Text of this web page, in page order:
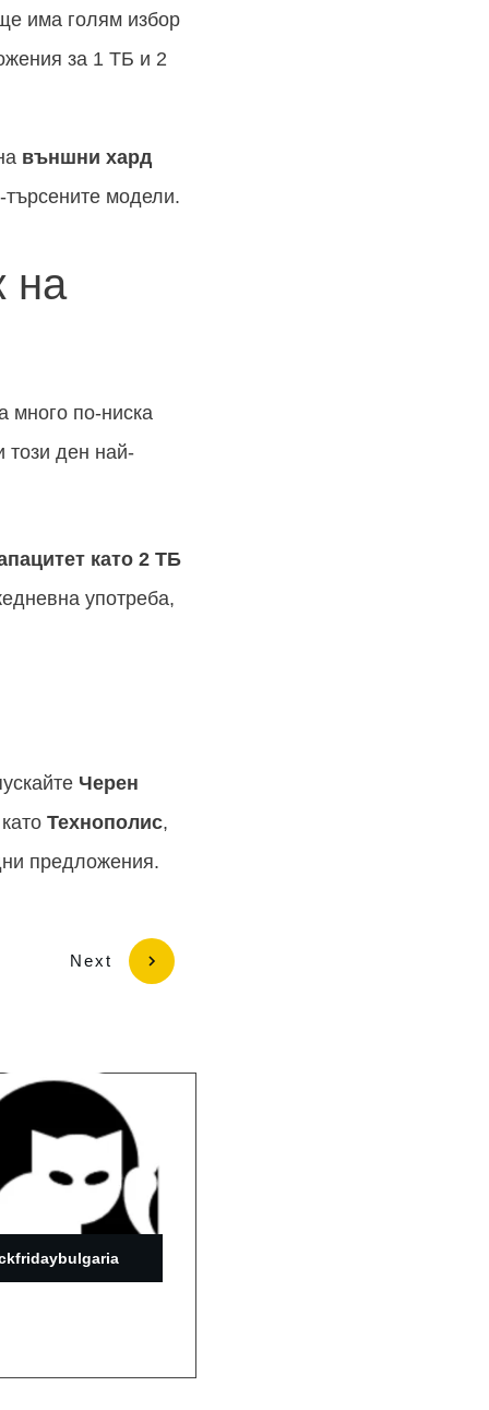
има голям избор
за 1 ТБ и 2
външни хард
търсените модели.
на
много по-ниска
този ден най-
като 2 ТБ
употреба,
Черен
Технополис,
предложения.
Next